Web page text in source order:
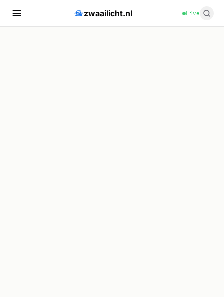
zwaailicht.nl Live